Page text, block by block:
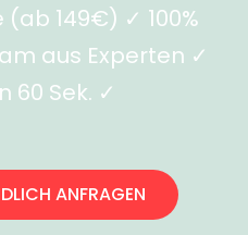
149€) ✓ 100%
aus Experten ✓
60 Sek. ✓
ANFRAGEN